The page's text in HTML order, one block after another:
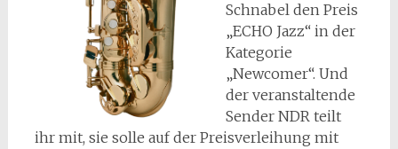
Schnabel den Preis
„ECHO Jazz“ in der
Kategorie
„Newcomer“. Und
der veranstaltende
Sender NDR teilt
ihr mit, sie solle auf der Preisverleihung mit